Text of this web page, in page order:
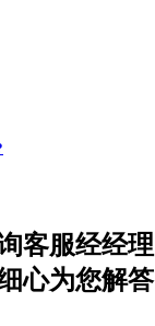
客服经经理
心为您解答